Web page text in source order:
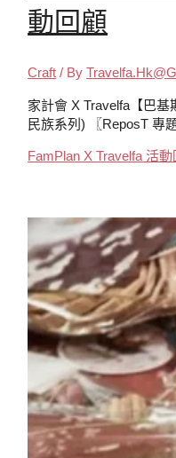
動回顧
Craft / By
家計會 X Travelfa【巴
民族系列) 〖ReposT 專
FamPlan X Travelfa 活動